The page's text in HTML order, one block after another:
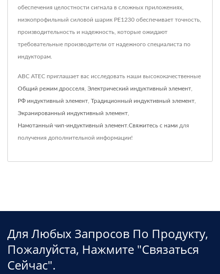
обеспечения целостности сигнала в сложных приложениях,
низкопрофильный силовой шарик PE1230 обеспечивает точность,
производительность и надежность, которые ожидают
требовательные производители от надежного специалиста по
индукторам.
ABC ATEC приглашает вас исследовать наши высококачественные
Общий режим дросселя, Электрический индуктивный элемент,
РФ индуктивный элемент, Традиционный индуктивный элемент,
Экранированный индуктивный элемент,
Намотанный чип-индуктивный элемент.Свяжитесь с нами для
получения дополнительной информации!
Для Любых Запросов По Продукту,
Пожалуйста, Нажмите "связаться
Сейчас".